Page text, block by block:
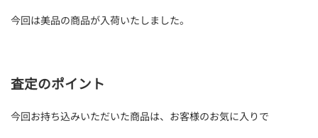
今回は美品の商品が入荷いたしました。
査定のポイント
今回お持ち込みいただいた商品は、お客様のお気に入りで